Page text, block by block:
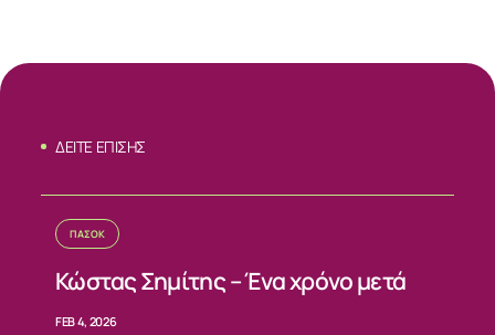
ΣΧΕΤΙΚΑ
ΝΕΑ
ΕΠΙΚΟΙΝΩΝΙΑ
ΔΕΙΤΕ ΕΠΙΣΗΣ
ΠΑΣΟΚ
Κώστας Σημίτης – Ένα χρόνο μετά
FEB 4, 2026